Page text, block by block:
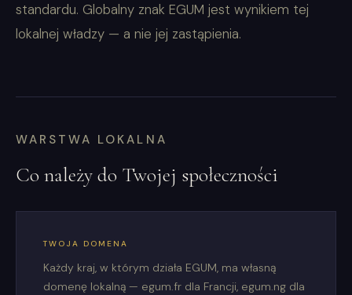
standardu. Globalny znak EGUM jest wynikiem tej
lokalnej władzy — a nie jej zastąpienia.
WARSTWA LOKALNA
Co należy do Twojej społeczności
TWOJA DOMENA
Każdy kraj, w którym działa EGUM, ma własną
domenę lokalną — egum.fr dla Francji, egum.ng dla